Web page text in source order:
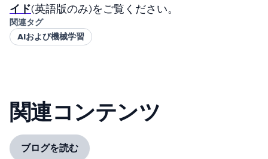
イド(英語版のみ)をご覧ください。
関連タグ
AIおよび機械学習
関連コンテンツ
ブログを読む